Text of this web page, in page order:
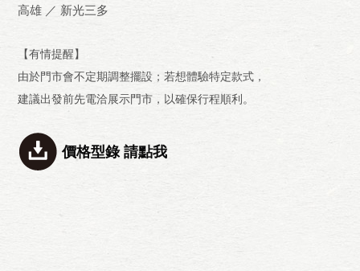
高雄 ／ 新光三多
【有情提醒】
由於門市會不定期調整擺設；若想體驗特定款式，
建議出發前先電洽展示門市，以確保行程順利。
價格型錄 請點我